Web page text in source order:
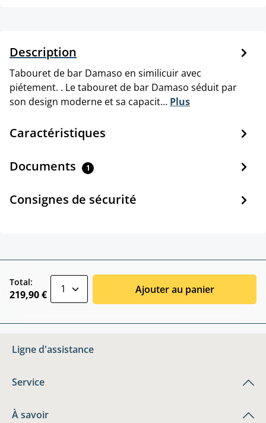
Description
Tabouret de bar Damaso en similicuir avec
piétement. . Le tabouret de bar Damaso séduit par
son design moderne et sa capacit… Plus
Caractéristiques
Documents 1
Consignes de sécurité
Total:
219,90 € Ajouter au panier
Ligne d'assistance
Service
À savoir